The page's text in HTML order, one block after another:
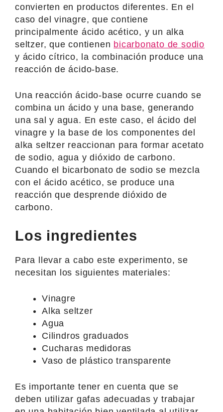
convierten en productos diferentes. En el
caso del vinagre, que contiene
principalmente ácido acético, y un alka
seltzer, que contienen bicarbonato de sodio
y ácido cítrico, la combinación produce una
reacción de ácido-base.
Una reacción ácido-base ocurre cuando se
combina un ácido y una base, generando
una sal y agua. En este caso, el ácido del
vinagre y la base de los componentes del
alka seltzer reaccionan para formar acetato
de sodio, agua y dióxido de carbono.
Cuando el bicarbonato de sodio se mezcla
con el ácido acético, se produce una
reacción que desprende dióxido de
carbono.
Los ingredientes
Para llevar a cabo este experimento, se
necesitan los siguientes materiales:
Vinagre
Alka seltzer
Agua
Cilindros graduados
Cucharas medidoras
Vaso de plástico transparente
Es importante tener en cuenta que se
deben utilizar gafas adecuadas y trabajar